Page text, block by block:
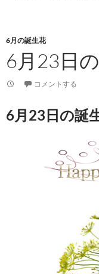
6月の誕生花
6月23日
コメントする
6月23日の誕